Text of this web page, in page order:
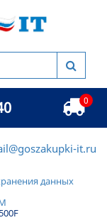
0
it.ru
данных